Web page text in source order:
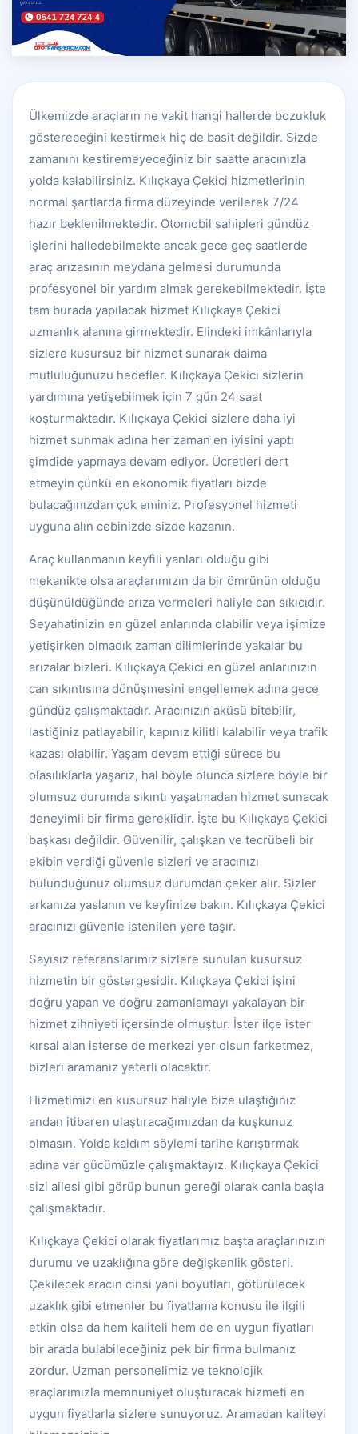
Ülkemizde araçların ne vakit hangi hallerde bozukluk
göstereceğini kestirmek hiç de basit değildir. Sizde
zamanını kestiremeyeceğiniz bir saatte aracınızla
yolda kalabilirsiniz. Kılıçkaya Çekici hizmetlerinin
normal şartlarda firma düzeyinde verilerek 7/24
hazır beklenilmektedir. Otomobil sahipleri gündüz
işlerini halledebilmekte ancak gece geç saatlerde
araç arızasının meydana gelmesi durumunda
profesyonel bir yardım almak gerekebilmektedir. İşte
tam burada yapılacak hizmet Kılıçkaya Çekici
uzmanlık alanına girmektedir. Elindeki imkânlarıyla
sizlere kusursuz bir hizmet sunarak daima
mutluluğunuzu hedefler. Kılıçkaya Çekici sizlerin
yardımına yetişebilmek için 7 gün 24 saat
koşturmaktadır. Kılıçkaya Çekici sizlere daha iyi
hizmet sunmak adına her zaman en iyisini yaptı
şimdide yapmaya devam ediyor. Ücretleri dert
etmeyin çünkü en ekonomik fiyatları bizde
bulacağınızdan çok eminiz. Profesyonel hizmeti
uyguna alın cebinizde sizde kazanın.
Araç kullanmanın keyfili yanları olduğu gibi
mekanikte olsa araçlarımızın da bir ömrünün olduğu
düşünüldüğünde arıza vermeleri haliyle can sıkıcıdır.
Seyahatinizin en güzel anlarında olabilir veya işimize
yetişirken olmadık zaman dilimlerinde yakalar bu
arızalar bizleri. Kılıçkaya Çekici en güzel anlarınızın
can sıkıntısına dönüşmesini engellemek adına gece
gündüz çalışmaktadır. Aracınızın aküsü bitebilir,
lastiğiniz patlayabilir, kapınız kilitli kalabilir veya trafik
kazası olabilir. Yaşam devam ettiği sürece bu
olasılıklarla yaşarız, hal böyle olunca sizlere böyle bir
olumsuz durumda sıkıntı yaşatmadan hizmet sunacak
deneyimli bir firma gereklidir. İşte bu Kılıçkaya Çekici
başkası değildir. Güvenilir, çalışkan ve tecrübeli bir
ekibin verdiği güvenle sizleri ve aracınızı
bulunduğunuz olumsuz durumdan çeker alır. Sizler
arkanıza yaslanın ve keyfinize bakın. Kılıçkaya Çekici
aracınızı güvenle istenilen yere taşır.
Sayısız referanslarımız sizlere sunulan kusursuz
hizmetin bir göstergesidir. Kılıçkaya Çekici işini
doğru yapan ve doğru zamanlamayı yakalayan bir
hizmet zihniyeti içersinde olmuştur. İster ilçe ister
kırsal alan isterse de merkezi yer olsun farketmez,
bizleri aramanız yeterli olacaktır.
Hizmetimizi en kusursuz haliyle bize ulaştığınız
andan itibaren ulaştıracağımızdan da kuşkunuz
olmasın. Yolda kaldım söylemi tarihe karıştırmak
adına var gücümüzle çalışmaktayız. Kılıçkaya Çekici
sizi ailesi gibi görüp bunun gereği olarak canla başla
çalışmaktadır.
Kılıçkaya Çekici olarak fiyatlarımız başta araçlarınızın
durumu ve uzaklığına göre değişkenlik gösteri.
Çekilecek aracın cinsi yani boyutları, götürülecek
uzaklık gibi etmenler bu fiyatlama konusu ile ilgili
etkin olsa da hem kaliteli hem de en uygun fiyatları
bir arada bulabileceğiniz pek bir firma bulmanız
zordur. Uzman personelimiz ve teknolojik
araçlarımızla memnuniyet oluşturacak hizmeti en
uygun fiyatlarla sizlere sunuyoruz. Aramadan kaliteyi